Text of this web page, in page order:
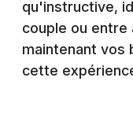
Sorties famille
Expos
Toulouse
Toutes les villes
qu'instructive,
couple ou entre
maintenant vos
cette